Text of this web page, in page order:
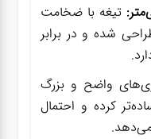
تیغه با ضخامت
شده و در برابر
واضح و بزرگ
کرده و احتمال